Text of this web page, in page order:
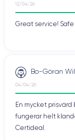
12/04/26
Great service!
Bo-Göran
04/04/26
En mycket prisvärd
fungerar helt
Certideal.